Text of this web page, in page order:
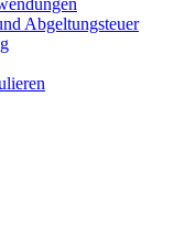
Abgeltungsteuer